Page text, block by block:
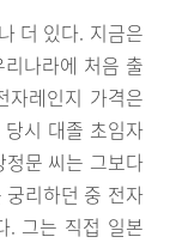
더 있다. 지금은
나라에 처음 출
자레인지 가격은
시 대졸 초임자
문 씨는 그보다
리하던 중 전자
. 그는 직접 일본